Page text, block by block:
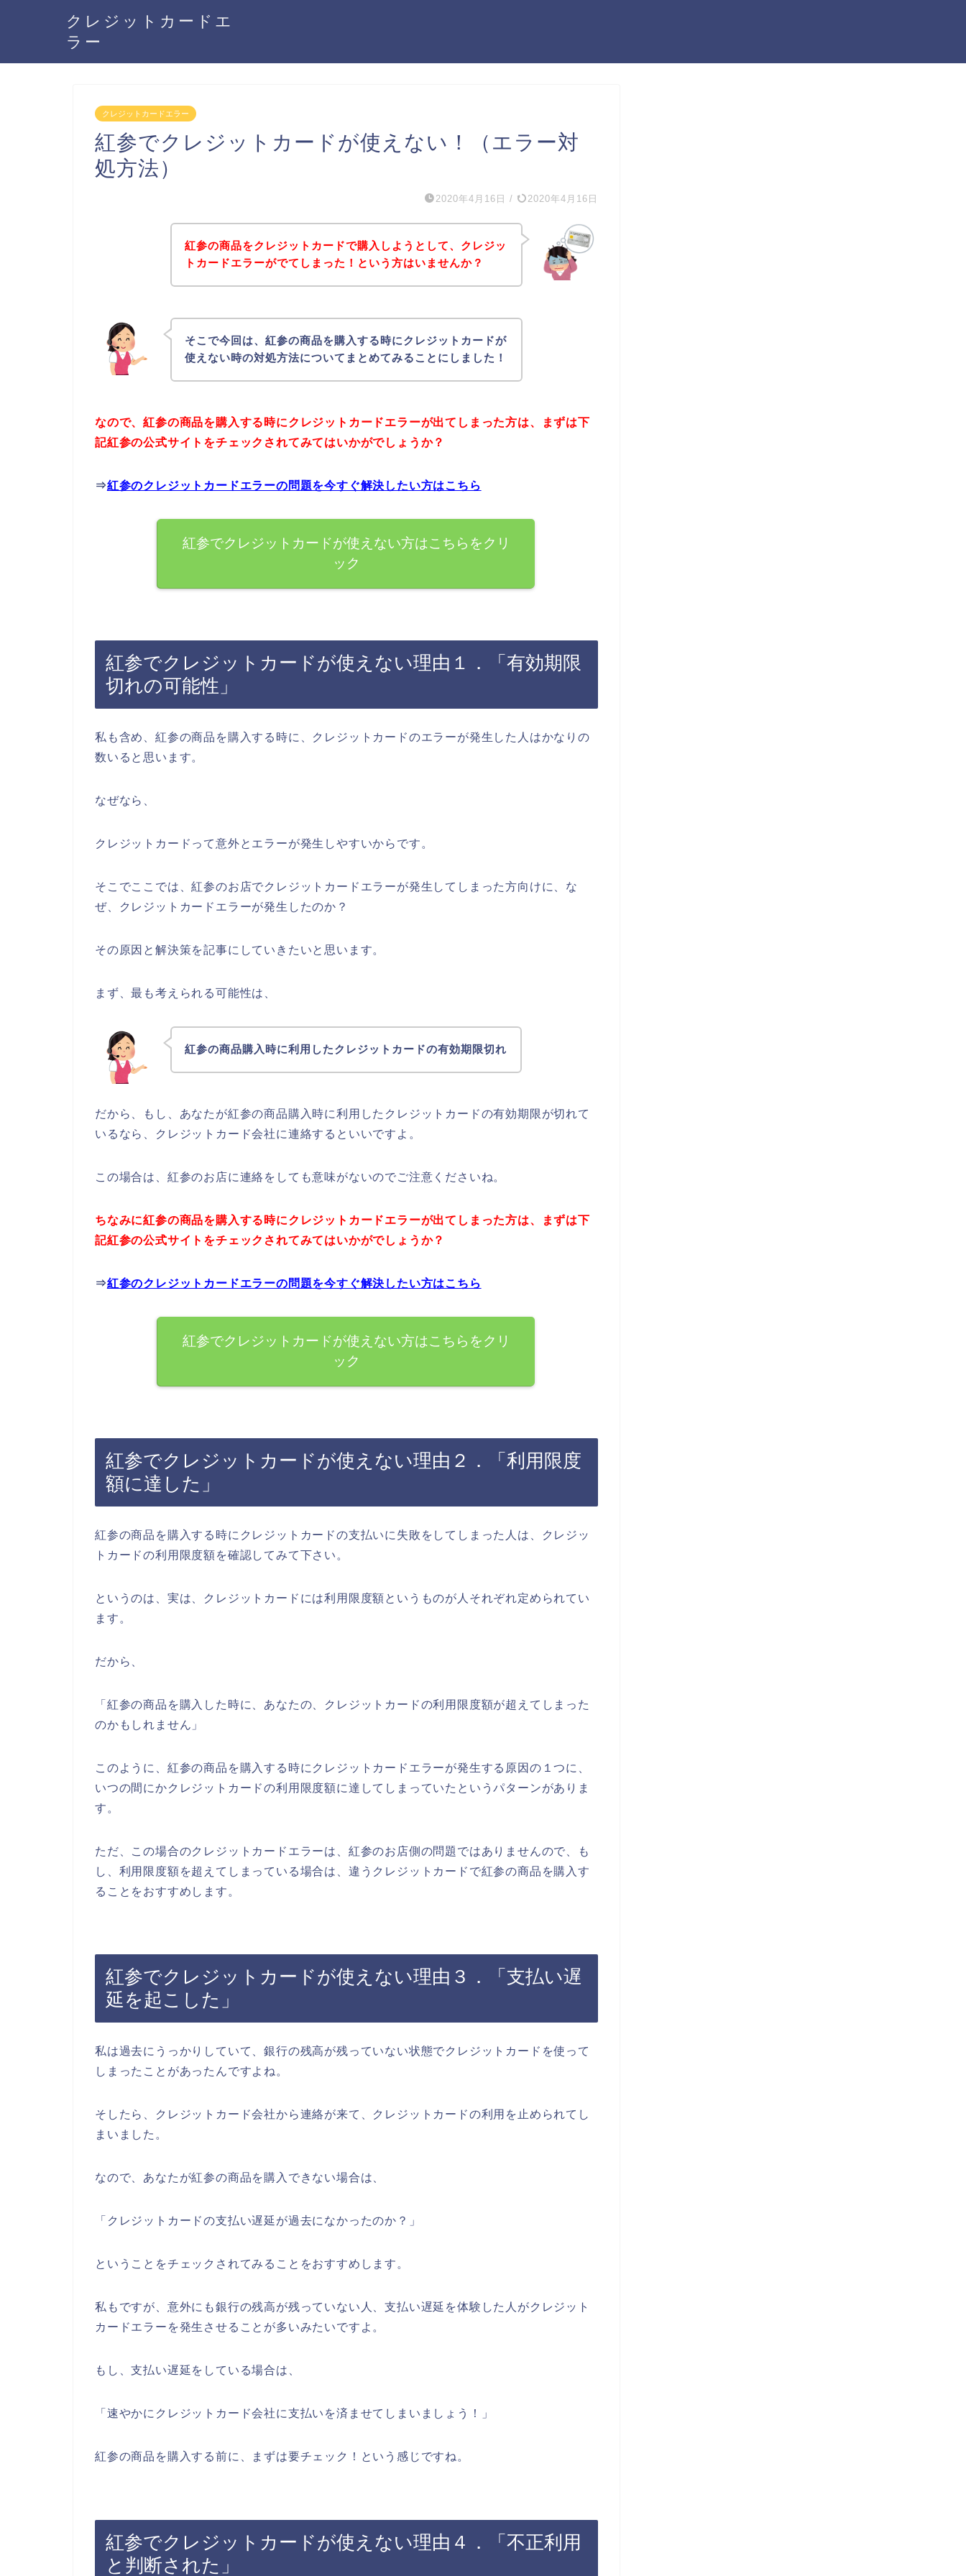
クレジットカードエ
ラー
クレジットカードエラー
紅参でクレジットカードが使えない！（エラー対
処方法）
2020年4月16日 / 2020年4月16日
紅参の商品をクレジットカードで購入しようとして、クレジッ
トカードエラーがでてしまった！という方はいませんか？
そこで今回は、紅参の商品を購入する時にクレジットカードが
使えない時の対処方法についてまとめてみることにしました！
なので、紅参の商品を購入する時にクレジットカードエラーが出てしまった方は、まずは下
記紅参の公式サイトをチェックされてみてはいかがでしょうか？
⇒紅参のクレジットカードエラーの問題を今すぐ解決したい方はこちら
紅参でクレジットカードが使えない方はこちらをクリ
ック
紅参でクレジットカードが使えない理由１．「有効期限
切れの可能性」
私も含め、紅参の商品を購入する時に、クレジットカードのエラーが発生した人はかなりの
数いると思います。
なぜなら、
クレジットカードって意外とエラーが発生しやすいからです。
そこでここでは、紅参のお店でクレジットカードエラーが発生してしまった方向けに、な
ぜ、クレジットカードエラーが発生したのか？
その原因と解決策を記事にしていきたいと思います。
まず、最も考えられる可能性は、
紅参の商品購入時に利用したクレジットカードの有効期限切れ
だから、もし、あなたが紅参の商品購入時に利用したクレジットカードの有効期限が切れて
いるなら、クレジットカード会社に連絡するといいですよ。
この場合は、紅参のお店に連絡をしても意味がないのでご注意くださいね。
ちなみに紅参の商品を購入する時にクレジットカードエラーが出てしまった方は、まずは下
記紅参の公式サイトをチェックされてみてはいかがでしょうか？
⇒紅参のクレジットカードエラーの問題を今すぐ解決したい方はこちら
紅参でクレジットカードが使えない方はこちらをクリ
ック
紅参でクレジットカードが使えない理由２．「利用限度
額に達した」
紅参の商品を購入する時にクレジットカードの支払いに失敗をしてしまった人は、クレジッ
トカードの利用限度額を確認してみて下さい。
というのは、実は、クレジットカードには利用限度額というものが人それぞれ定められてい
ます。
だから、
「紅参の商品を購入した時に、あなたの、クレジットカードの利用限度額が超えてしまった
のかもしれません」
このように、紅参の商品を購入する時にクレジットカードエラーが発生する原因の１つに、
いつの間にかクレジットカードの利用限度額に達してしまっていたというパターンがありま
す。
ただ、この場合のクレジットカードエラーは、紅参のお店側の問題ではありませんので、も
し、利用限度額を超えてしまっている場合は、違うクレジットカードで紅参の商品を購入す
ることをおすすめします。
紅参でクレジットカードが使えない理由３．「支払い遅
延を起こした」
私は過去にうっかりしていて、銀行の残高が残っていない状態でクレジットカードを使って
しまったことがあったんですよね。
そしたら、クレジットカード会社から連絡が来て、クレジットカードの利用を止められてし
まいました。
なので、あなたが紅参の商品を購入できない場合は、
「クレジットカードの支払い遅延が過去になかったのか？」
ということをチェックされてみることをおすすめします。
私もですが、意外にも銀行の残高が残っていない人、支払い遅延を体験した人がクレジット
カードエラーを発生させることが多いみたいですよ。
もし、支払い遅延をしている場合は、
「速やかにクレジットカード会社に支払いを済ませてしまいましょう！」
紅参の商品を購入する前に、まずは要チェック！という感じですね。
紅参でクレジットカードが使えない理由４．「不正利用
と判断された」